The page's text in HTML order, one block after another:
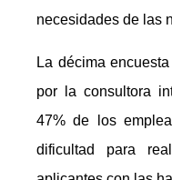
necesidades de las
La décima
por la consultora
47% de los
dificultad para